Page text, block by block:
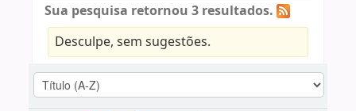
Sua pesquisa retornou 3 resultados.
Desculpe, sem sugestões.